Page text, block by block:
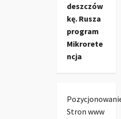
deszczów
kę. Rusza
program
Mikrorete
ncja
Stron www